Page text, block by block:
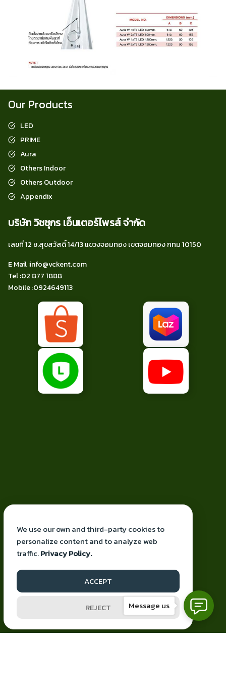
Our Products
LED
PRIME
Aura
Others Indoor
Others Outdoor
Appendix
บริษัท วิชชุกร เอ็นเตอร์ไพรส์ จำกัด
เลขที่ 12 ซ.สุขสวัสดิ์ 14/13 แขวงจอมทอง เขตจอมทอง กทม 10150
E Mail :info@vckent.com
Tel:02 877 1888
Mobile :0924649113
Proudly powered by knbiz
Facebook
YouTube
Mail
Message us
We use our own and third-party cookies to
personalize content and to analyze web
traffic.Privacy Policy.
ACCEPT
REJECT